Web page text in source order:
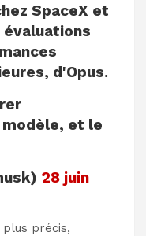
SpaceX et
évaluations
d'Opus.
et le
28 juin
précis,